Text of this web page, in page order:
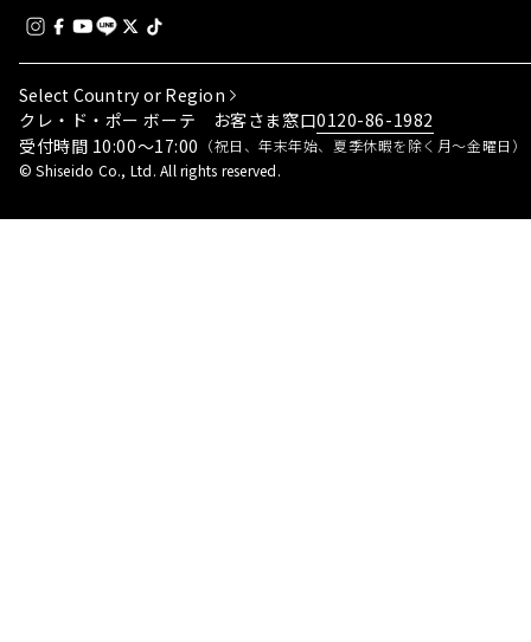
Select Country or Region
クレ・ド・ポー ボーテ お客さま窓口0120-86-1982
受付時間 10:00～17:00 （祝日、年末年始、夏季休暇を除く月～金曜日）
© Shiseido Co., Ltd. All rights reserved.